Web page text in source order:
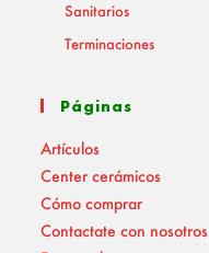
Sanitarios
Terminaciones
Páginas
Artículos
Center cerámicos
Cómo comprar
Contactate con nosotros